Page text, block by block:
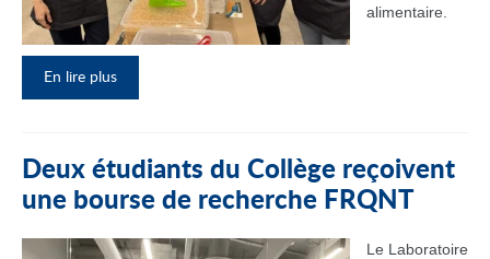
alimentaire.
En lire plus
Deux étudiants du Collège reçoivent
une bourse de recherche FRQNT
Le Laboratoire